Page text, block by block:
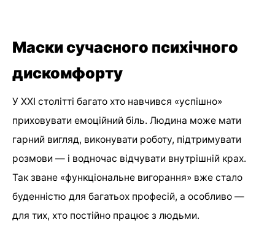
Маски сучасного психічного
дискомфорту
У XXI столітті багато хто навчився «успішно»
приховувати емоційний біль. Людина може мати
гарний вигляд, виконувати роботу, підтримувати
розмови — і водночас відчувати внутрішній крах.
Так зване «функціональне вигорання» вже стало
буденністю для багатьох професій, а особливо —
для тих, хто постійно працює з людьми.